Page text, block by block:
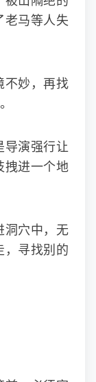
老马等人失
不妙，再找
导演强行让
拽进一个地
洞穴中，无
，寻找别的